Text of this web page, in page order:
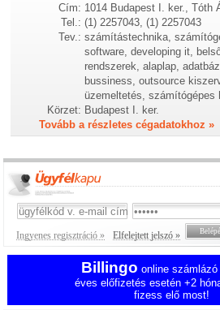
Cím: 1014 Budapest I. ker., Tóth
Tel.: (1) 2257043, (1) 2257043
Tev.: számítástechnika,
software, developing it,
rendszerek, alaplap,
bussiness, outsource
üzemeltetés, számítógépes
Körzet: Budapest I. ker.
Tovább a részletes cégadatokhoz »
Ingyenes regisztráció » Elfelejtett jelszó »
Billingo online
éves előfizetés esetén +2
fizess elő most!